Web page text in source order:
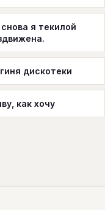
я текилой
дискотеки
как хочу